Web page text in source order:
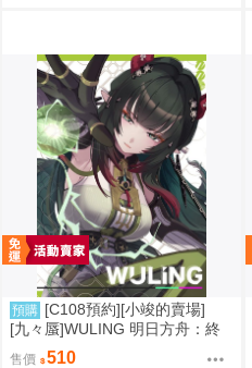
預購 [C108預約][小竣的賣場]
[九々蜃]WULING 明日方舟：終
末地 同人誌id=3774619
售價 510